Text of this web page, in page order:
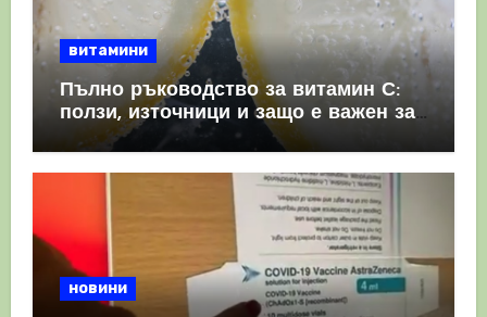
витамини
Пълно ръководство за витамин С:
ползи, източници и защо е важен за
имунната система
новини